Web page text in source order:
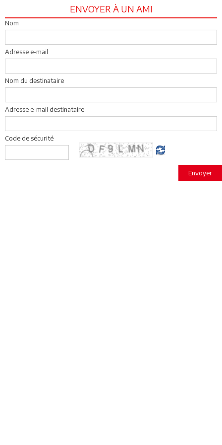
ENVOYER À UN AMI
Nom
Adresse e-mail
Nom du destinataire
Adresse e-mail destinataire
Code de sécurité
Envoyer